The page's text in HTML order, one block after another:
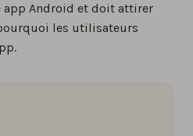
app Android et doit attirer
les utilisateurs